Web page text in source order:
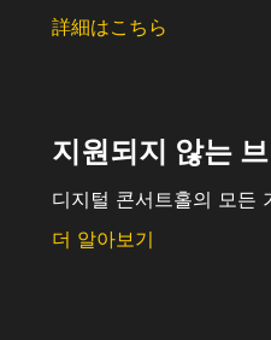
詳細はこちら
지원되지 않는
디지털 콘서트홀의 모든
더 알아보기